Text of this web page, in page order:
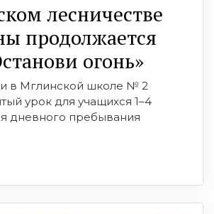
лесничестве
продолжается
огонь»
в Мглинской школе № 2
урок для учащихся 1–4
дневного пребывания